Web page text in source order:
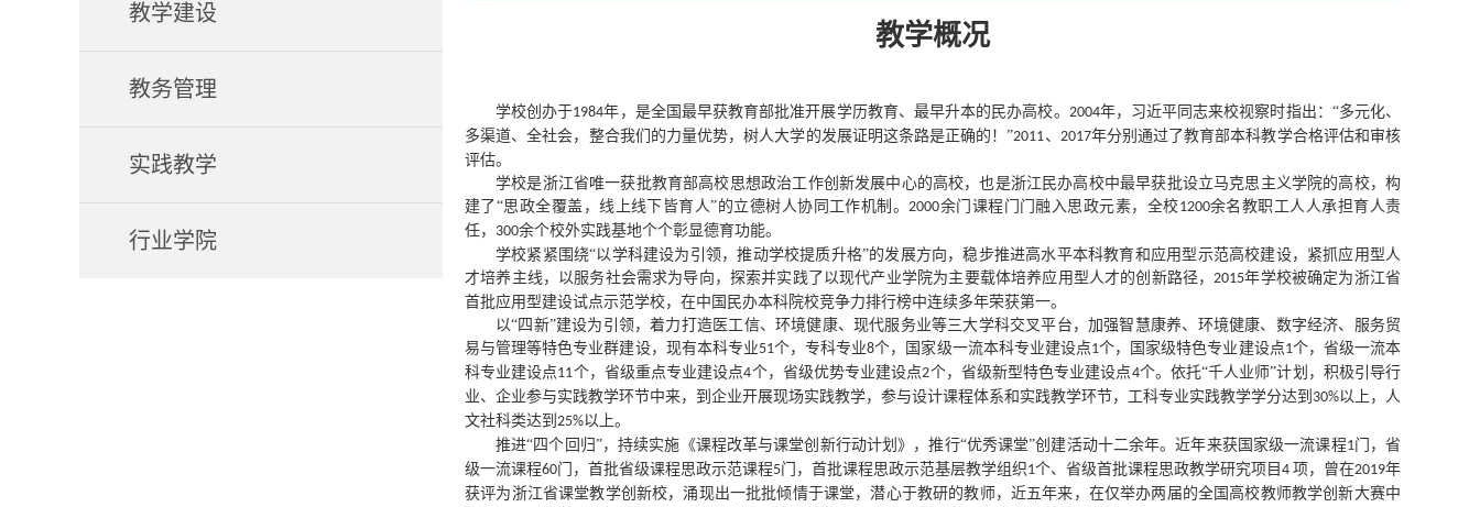
教学建设
教务管理
实践教学
行业学院
教学概况
学校创办于1984年，是全国最早获教育部批准开展学历教育、最早升本的民办高校。 2004年，习近平同志来校视察时指出：“多元化、
多渠道、全社会，整合我们的力量优势，树人大学的发展证明这条路是正确的！”2011、 2017年分别通过了教育部本科教学合格评估和审核
评估。
学校是浙江省唯一获批教育部高校思想政治工作创新发展中心的高校，也是浙江民办高校中最早获批设立马克思主义学院的高校，构
建了“思政全覆盖，线上线下皆育人”的立德树人协同工作机制。2000余门课程门门融入思政元素，全校1200余名教职工人人承担育人责
任， 300余个校外实践基地个个彰显德育功能。
学校紧紧围绕“以学科建设为引领，推动学校提质升格”的发展方向，稳步推进高水平本科教育和应用型示范高校建设，紧抓应用型人
才培养主线，以服务社会需求为导向，探索并实践了以现代产业学院为主要载体培养应用型人才的创新路径，2015年学校被确定为浙江省
首批应用型建设试点示范学校，在中国民办本科院校竞争力排行榜中连续多年荣获第一。
以“四新”建设为引领，着力打造医工信、环境健康、现代服务业等三大学科交叉平台，加强智慧康养、环境健康、数字经济、服务贸
易与管理等特色专业群建设，现有本科专业51个，专科专业8个，国家级一流本科专业建设点1个，国家级特色专业建设点1个，省级一流本
科专业建设点11个，省级重点专业建设点4个，省级优势专业建设点2个，省级新型特色专业建设点4个。依托“千人业师”计划，积极引导行
业、企业参与实践教学环节中来，到企业开展现场实践教学，参与设计课程体系和实践教学环节，工科专业实践教学学分达到 30%以上，人
文社科类达到 25%以上。
推进“四个回归”，持续实施《课程改革与课堂创新行动计划》，推行“优秀课堂”创建活动十二余年。近年来获国家级一流课程1门，省
级一流课程60门，首批省级课程思政示范课程5门，首批课程思政示范基层教学组织1个、省级首批课程思政教学研究项目 4 项，曾在2019年
获评为浙江省课堂教学创新校，涌现出一批批倾情于课堂，潜心于教研的教师，近五年来，在仅举办两届的全国高校教师教学创新大赛中